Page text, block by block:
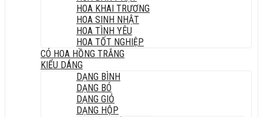
HOA KHAI TRƯƠNG
HOA SINH NHẬT
HOA TÌNH YÊU
HOA TỐT NGHIỆP
CÓ HOA HỒNG TRẮNG
KIỂU DÁNG
DẠNG BÌNH
DẠNG BÓ
DẠNG GIỎ
DẠNG HỘP